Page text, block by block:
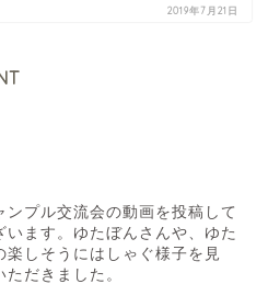
2019年7月21日
プル交流会の動画を投稿して
います。ゆたぼんさんや、ゆた
しそうにはしゃぐ様子を見
だきました。